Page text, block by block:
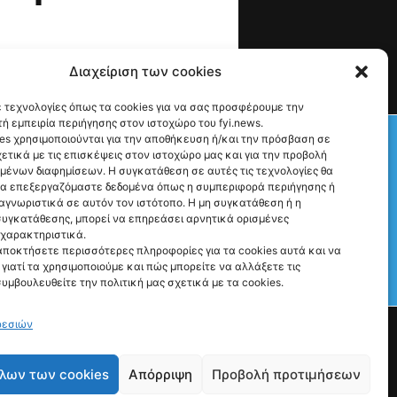
Διαχείριση των cookies
τεχνολογίες όπως τα cookies για να σας προσφέρουμε την
εμπειρία περιήγησης στον ιστοχώρο του fyi.news.
χρησιμοποιούνται για την αποθήκευση ή/και την πρόσβαση σε
με τις επισκέψεις στον ιστοχώρο μας και για την προβολή
διαφημίσεων. Η συγκατάθεση σε αυτές τις τεχνολογίες θα
επεξεργαζόμαστε δεδομένα όπως η συμπεριφορά περιήγησης ή
σε αυτόν τον ιστότοπο. Η μη συγκατάθεση ή η
μπορεί να επηρεάσει αρνητικά ορισμένες
χαρακτηριστικά.
περισσότερες πληροφορίες για τα cookies αυτά και να
τα χρησιμοποιούμε και πώς μπορείτε να αλλάξετε τις
την πολιτική μας σχετικά με τα cookies.
των cookies Απόρριψη Προβολή προτιμήσεων
Check This!
Γιατί Υπάρχουμε